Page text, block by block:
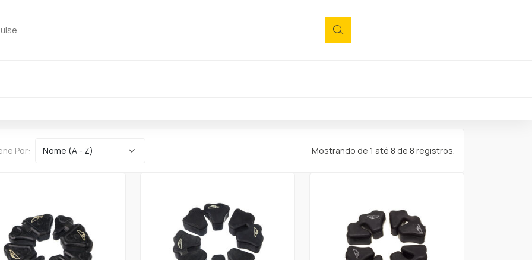
Por: Mostrando de 1 até 8 de 8 registros.